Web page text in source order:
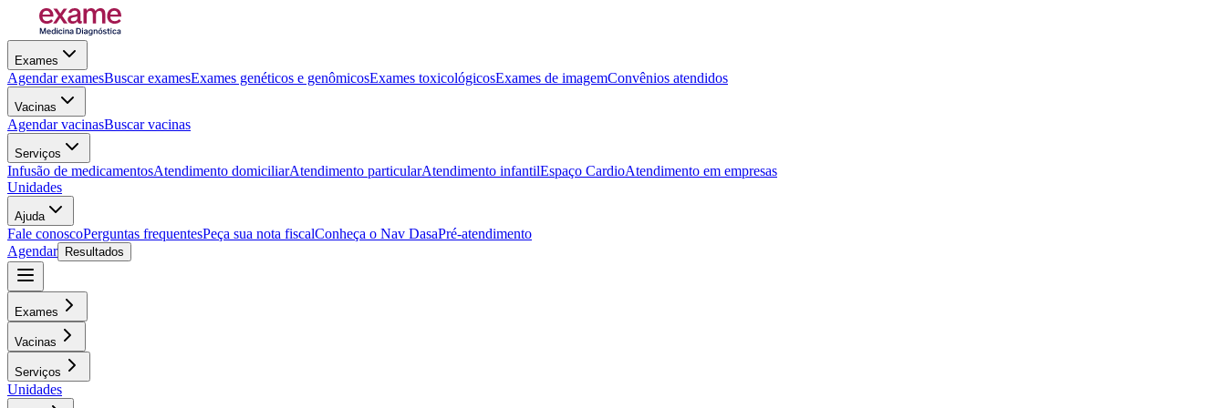
Exames
Agendar examesBuscar examesExames genéticos e genômicosExames toxicológicosExames de imagemConvênios atendidos
Vacinas
Agendar vacinasBuscar vacinas
Serviços
Infusão de medicamentosAtendimento domiciliarAtendimento particularAtendimento infantilEspaço CardioAtendimento em empresas
Unidades
Ajuda
Fale conoscoPerguntas frequentesPeça sua nota fiscalConheça o Nav DasaPré-atendimento
Agendar
Resultados
Exames
Vacinas
Serviços
Unidades